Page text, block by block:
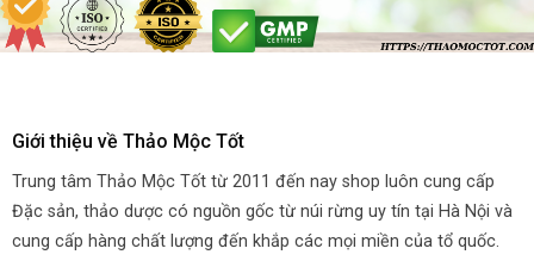
Giới thiệu về Thảo Mộc Tốt
Trung tâm Thảo Mộc Tốt từ 2011 đến nay shop luôn cung cấp
Đặc sản, thảo dược có nguồn gốc từ núi rừng uy tín tại Hà Nội và
cung cấp hàng chất lượng đến khắp các mọi miền của tổ quốc.